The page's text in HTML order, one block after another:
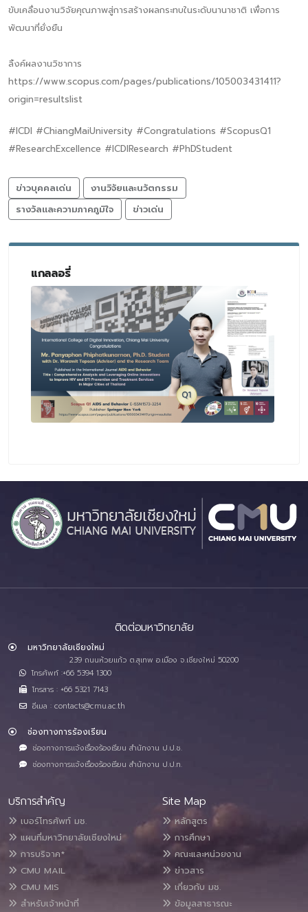
ขับเคลื่อนงานวิจัยคุณภาพสู่การสร้างผลกระทบในระดับนานาชาติ เพื่อการ
พัฒนาที่ยั่งยืน
ลิ้งค์ผลงานวิชาการ
https://www.scopus.com/pages/publications/105003431411?
origin=resultslist
#ICDI #ChiangMaiUniversity #Congratulations #ScopusQ1
#ResearchExcellence #ICDIResearch #PhDStudent
ข่าวบุคคลเด่น
งานวิจัยและนวัตกรรม
รางวัลและความภาคภูมิใจ
ข่าวเด่น
แกลลอรี่
ติดต่อมหาวิทยาลัย
มหาวิทยาลัยเชียงใหม่
239 ถนนห้วยแก้ว ต.สุเทพ อ.เมือง จ.เชียงใหม่ 50200
โทรศัพท์ :+66 5394 1300
โทรสาร : +66 5321 7143
อีเมล : contacts@cmu.ac.th
ช่องทางการร้องเรียน
ช่องทางการแจ้งเรื่องร้องเรียน สำนักงาน ป.ป.ช.
ช่องทางการแจ้งเรื่องร้องเรียน สำนักงาน ป.ป.ท.
บริการสำคัญ
เบอร์โทรศัพท์ มช.
แผนที่มหาวิทยาลัยเชียงใหม่
การบริจาค*
CMU MAIL
CMU MIS
สำหรับเจ้าหน้าที่
Site Map
หลักสูตร
การศึกษา
คณะและหน่วยงาน
ข่าวสาร
เกี่ยวกับ มช.
ข้อมูลสาธารณะ